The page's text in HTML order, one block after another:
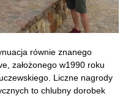
równie znanego
założonego w1990 roku
Liczne nagrody
to chlubny dorobek